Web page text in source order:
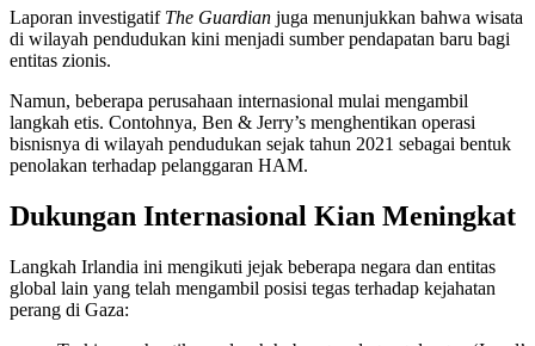
Laporan investigatif The Guardian juga menunjukkan bahwa wisata
di wilayah pendudukan kini menjadi sumber pendapatan baru bagi
entitas zionis.
Namun, beberapa perusahaan internasional mulai mengambil
langkah etis. Contohnya, Ben & Jerry’s menghentikan operasi
bisnisnya di wilayah pendudukan sejak tahun 2021 sebagai bentuk
penolakan terhadap pelanggaran HAM.
Dukungan Internasional Kian Meningkat
Langkah Irlandia ini mengikuti jejak beberapa negara dan entitas
global lain yang telah mengambil posisi tegas terhadap kejahatan
perang di Gaza: